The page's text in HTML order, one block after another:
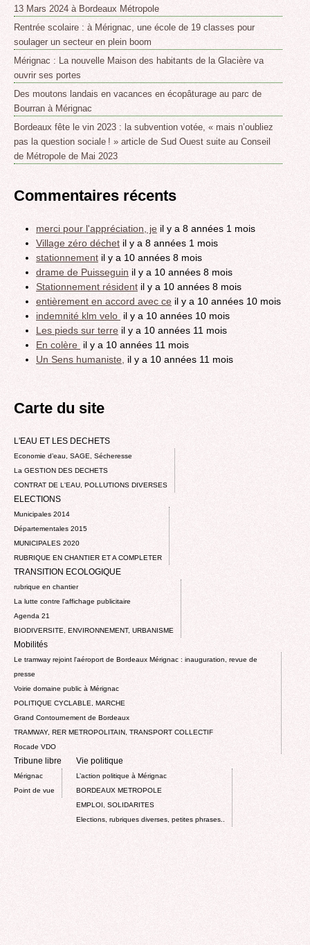
13 Mars 2024 à Bordeaux Métropole
Rentrée scolaire : à Mérignac, une école de 19 classes pour
soulager un secteur en plein boom
Mérignac : La nouvelle Maison des habitants de la Glacière va
ouvrir ses portes
Des moutons landais en vacances en écopâturage au parc de
Bourran à Mérignac
Bordeaux fête le vin 2023 : la subvention votée, « mais n’oubliez
pas la question sociale ! » article de Sud Ouest suite au Conseil
de Métropole de Mai 2023
Commentaires récents
merci pour l'appréciation, je il y a 8 années 1 mois
Village zéro déchet il y a 8 années 1 mois
stationnement il y a 10 années 8 mois
drame de Puisseguin il y a 10 années 8 mois
Stationnement résident il y a 10 années 8 mois
entièrement en accord avec ce il y a 10 années 10 mois
indemnité klm velo il y a 10 années 10 mois
Les pieds sur terre il y a 10 années 11 mois
En colère il y a 10 années 11 mois
Un Sens humaniste, il y a 10 années 11 mois
Carte du site
L'EAU ET LES DECHETS
Economie d’eau, SAGE, Sécheresse
La GESTION DES DECHETS
CONTRAT DE L'EAU, POLLUTIONS DIVERSES
ELECTIONS
Municipales 2014
Départementales 2015
MUNICIPALES 2020
RUBRIQUE EN CHANTIER ET A COMPLETER
TRANSITION ECOLOGIQUE
rubrique en chantier
La lutte contre l’affichage publicitaire
Agenda 21
BIODIVERSITE, ENVIRONNEMENT, URBANISME
Mobilités
Le tramway rejoint l'aéroport de Bordeaux Mérignac : inauguration, revue de
presse
Voirie domaine public à Mérignac
POLITIQUE CYCLABLE, MARCHE
Grand Contournement de Bordeaux
TRAMWAY, RER METROPOLITAIN, TRANSPORT COLLECTIF
Rocade VDO
Tribune libre
Mérignac
Point de vue
Vie politique
L’action politique à Mérignac
BORDEAUX METROPOLE
EMPLOI, SOLIDARITES
Elections, rubriques diverses, petites phrases..